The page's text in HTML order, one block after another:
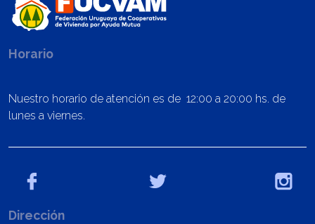
Horario
Nuestro horario de atención es de 12:00 a 20:00 hs. de
lunes a viernes.
Dirección